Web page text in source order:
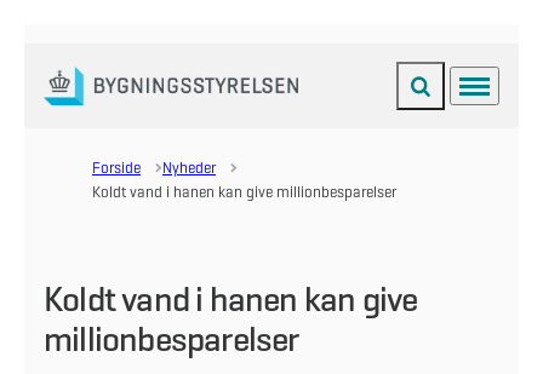
Gå til forsiden Fold søgefelt ud
Menu
Forside
Nyheder
Koldt vand i hanen kan give millionbesparelser
Koldt vand i hanen kan give
millionbesparelser